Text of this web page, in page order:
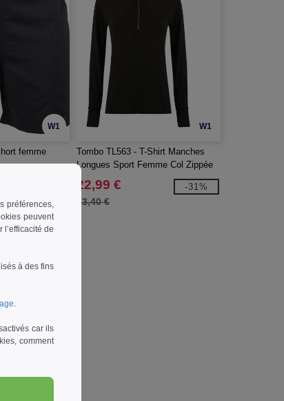
W1
femme
W1
Tombo TL563 - T-Shirt Manches
Longues Sport Femme Col Zippée
22,99 €
33,40 €
-31%
préférences,
peuvent
de
à des fins
.
car ils
comment